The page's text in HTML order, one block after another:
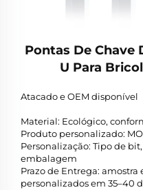
Pontas De Chave
U Para
Atacado e OEM disponível
Material: Ecológico,
Produto personalizado:
Personalização: Tipo de
embalagem
Prazo de Entrega: amostra
personalizados em 35–40